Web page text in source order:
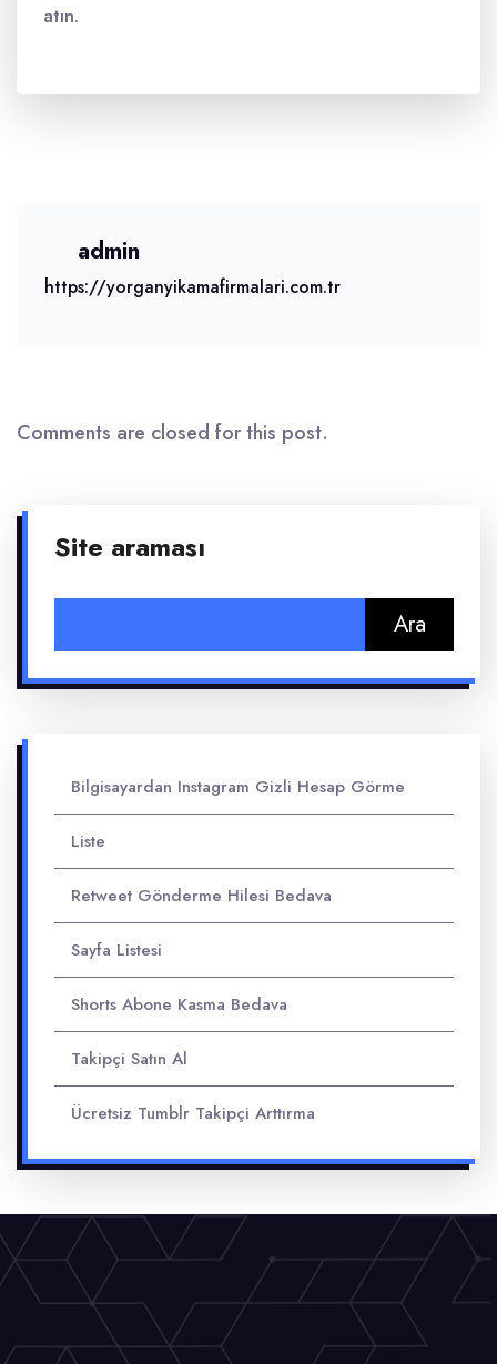
atın.
admin
https://yorganyikamafirmalari.com.tr
Comments are closed for this post.
Site araması
Bilgisayardan Instagram Gizli Hesap Görme
Liste
Retweet Gönderme Hilesi Bedava
Sayfa Listesi
Shorts Abone Kasma Bedava
Takipçi Satın Al
Ücretsiz Tumblr Takipçi Arttırma